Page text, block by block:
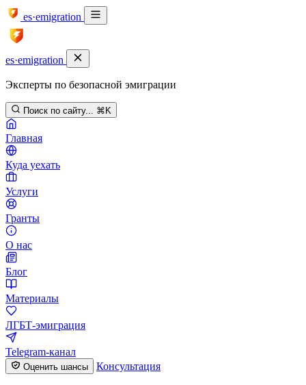
es·emigration
es·emigration
Эксперты по безопасной эмиграции
Поиск по сайту... ⌘K
Главная
Куда уехать
Услуги
Гранты
О нас
Блог
Материалы
ЛГБТ-эмиграция
Telegram-канал
Оценить шансы Консультация